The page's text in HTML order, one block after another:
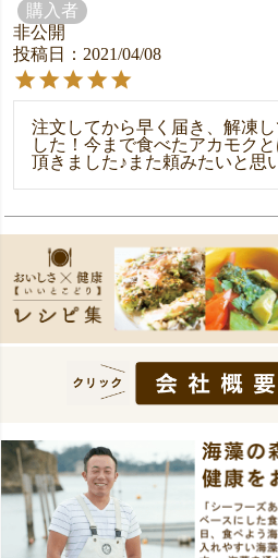
購入者
非公開
投稿日
2021/04/08
注文してから早く届き、解凍
した！今まで食べたアカモク
頂きました♪また頼みたいと思